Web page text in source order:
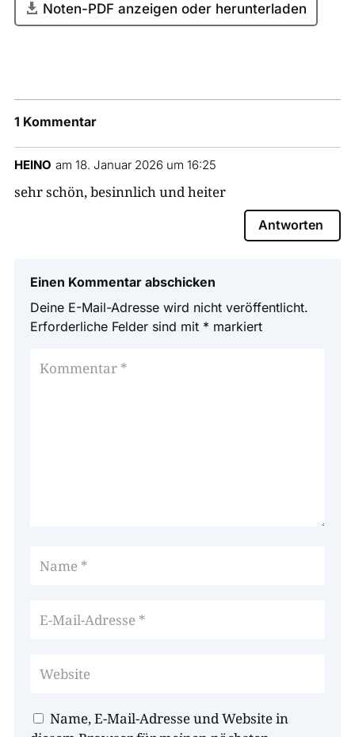
Noten-PDF anzeigen oder herunterladen
1 Kommentar
HEINO am 18. Januar 2026 um 16:25
sehr schön, besinnlich und heiter
Antworten
Einen Kommentar abschicken
Deine E-Mail-Adresse wird nicht veröffentlicht.
Erforderliche Felder sind mit * markiert
Name, E-Mail-Adresse und Website in